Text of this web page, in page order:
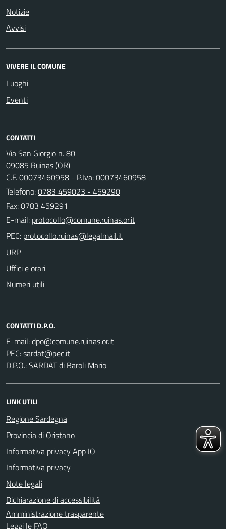
Notizie
Avvisi
VIVERE IL COMUNE
Luoghi
Eventi
CONTATTI
Via San Giorgio n. 80
09085 Ruinas (OR)
C.F. 00073460958 - P.Iva: 00073460958
Telefono:0783 459023 - 459290
Fax: 0783 459291
E-mail:
PEC:
URP
Uffici e orari
Numeri utili
CONTATTI D.P.O.
E-mail:
PEC:
D.P.O.: SARDAT di Baroli Mario
LINK UTILI
Regione Sardegna
Provincia di Oristano
Informativa privacy App IO
Informativa privacy
Note legali
Dichiarazione di accessibilità
Amministrazione trasparente
Leggi le FAQ